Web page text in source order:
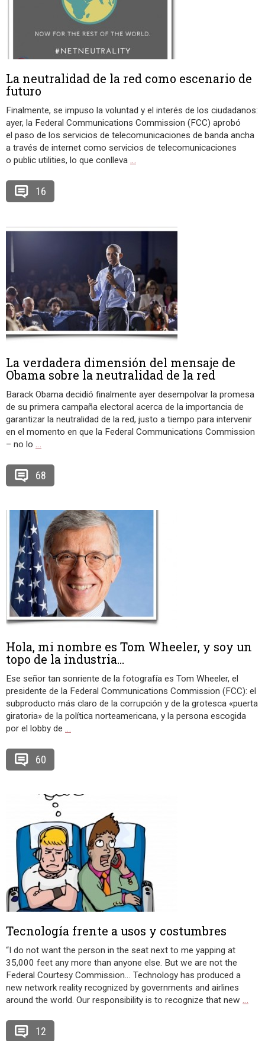
La neutralidad de la red como escenario de
futuro
Finalmente, se impuso la voluntad y el interés de los ciudadanos:
ayer, la Federal Communications Commission (FCC) aprobó
el paso de los servicios de telecomunicaciones de banda ancha
a través de internet como servicios de telecomunicaciones
o public utilities, lo que conlleva …
16
La verdadera dimensión del mensaje de
Obama sobre la neutralidad de la red
Barack Obama decidió finalmente ayer desempolvar la promesa
de su primera campaña electoral acerca de la importancia de
garantizar la neutralidad de la red, justo a tiempo para intervenir
en el momento en que la Federal Communications Commission
– no lo …
68
Hola, mi nombre es Tom Wheeler, y soy un
topo de la industria…
Ese señor tan sonriente de la fotografía es Tom Wheeler, el
presidente de la Federal Communications Commission (FCC): el
subproducto más claro de la corrupción y de la grotesca «puerta
giratoria» de la política norteamericana, y la persona escogida
por el lobby de …
60
Tecnología frente a usos y costumbres
“I do not want the person in the seat next to me yapping at
35,000 feet any more than anyone else. But we are not the
Federal Courtesy Commission… Technology has produced a
new network reality recognized by governments and airlines
around the world. Our responsibility is to recognize that new …
12